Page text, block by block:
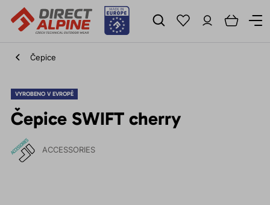
Čepice
VYROBENO V EVROPĚ
Čepice SWIFT cherry
ACCESSORIES